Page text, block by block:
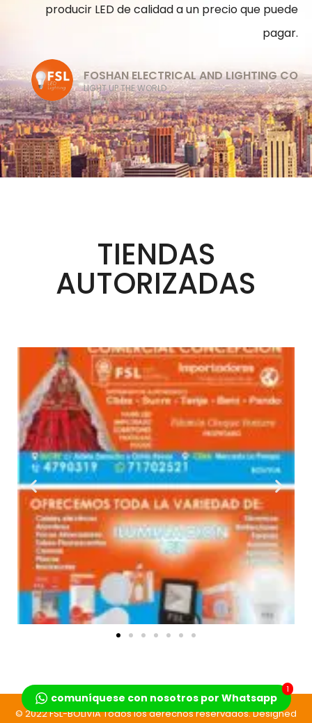
producir LED de calidad a un precio que puede
pagar.
FOSHAN ELECTRICAL AND LIGHTING CO
LIGHT UP THE WORLD
TIENDAS
AUTORIZADAS
© 2022 FSL-BOLIVIA Todos los derechos reservados. Designed
comuníquese con nosotros por Whatsapp
1